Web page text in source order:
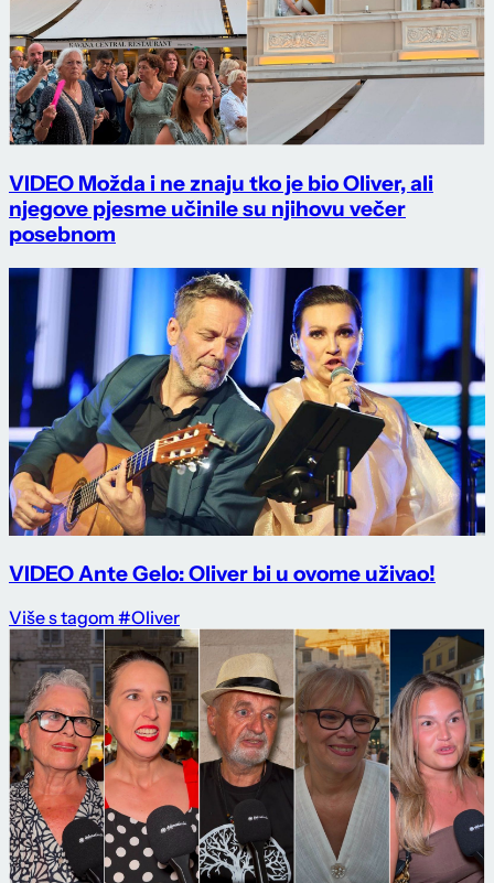
VIDEO Možda i ne znaju tko je bio Oliver, ali
njegove pjesme učinile su njihovu večer
posebnom
VIDEO Ante Gelo: Oliver bi u ovome uživao!
Više s tagom #Oliver